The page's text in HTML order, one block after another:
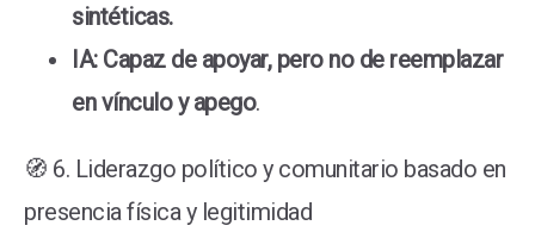
sintéticas.
IA: Capaz de apoyar, pero no de reemplazar
en vínculo y apego.
🧭 6. Liderazgo político y comunitario basado en
presencia física y legitimidad